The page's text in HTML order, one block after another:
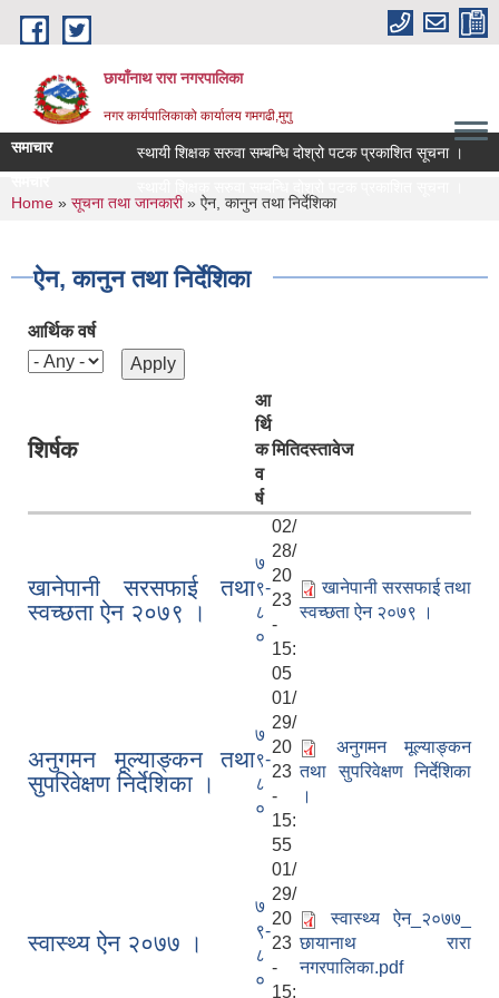
Skip to main content
छायाँनाथ रारा नगरपालिका
नगर कार्यपालिकाको कार्यालय गमगढी,मुगु
समाचार स्थायी शिक्षक सरुवा सम्बन्धि दोश्रो पटक प्रकाशित सूचना ।
You are here
Home » सूचना तथा जानकारी» ऐन, कानुन तथा निर्देशिका
ऐन, कानुन तथा निर्देशिका
आर्थिक वर्ष
शिर्षक
आ
र्थि
क
व
र्ष
मितिदस्तावेज
खानेपानी सरसफाई तथा
स्वच्छता ऐन २०७९ ।
७
९-
८
०
02/
28/
20
23
-
15:
05
खानेपानी सरसफाई तथा
स्वच्छता ऐन २०७९ ।
अनुगमन मूल्याङ्कन तथा
सुपरिवेक्षण निर्देशिका ।
७
९-
८
०
01/
29/
20
23
-
15:
55
अनुगमन मूल्याङ्कन
तथा सुपरिवेक्षण निर्देशिका
।
स्वास्थ्य ऐन २०७७ ।
७
९-
८
०
01/
29/
20
23
-
15:
स्वास्थ्य ऐन_२०७७_
छायानाथ रारा
नगरपालिका.pdf